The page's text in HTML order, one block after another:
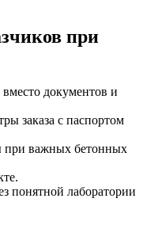
при
документов и
заказа с паспортом
при важных бетонных
понятной лаборатории